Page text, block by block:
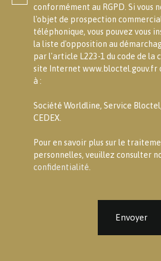
conformément au RGPD. Si vous
l'objet de prospection
téléphonique, vous pouvez vous
la liste d'opposition au
par l'article L223-1 du code de la
site Internet www.bloctel.gouv.fr
à :
Société Worldline, Service
CEDEX.
Pour en savoir plus sur le
personnelles, veuillez consulter
confidentialité
Envoyer